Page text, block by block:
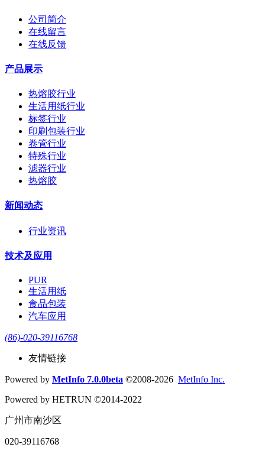
公司简介
在线留言
在线反馈
产品展示
热熔胶行业
生活用纸行业
标签行业
印刷包装行业
卷管行业
特殊行业
滤器行业
热熔胶
新闻动态
行业资讯
技术及应用
PUR
生活用纸
食品包装
汽车应用
(86)-020-39116768
友情链接
Powered by MetInfo 7.0.0beta ©2008-2026 MetInfo Inc.
Powered by HETRUN ©2014-2022
广州市南沙区
020-39116768